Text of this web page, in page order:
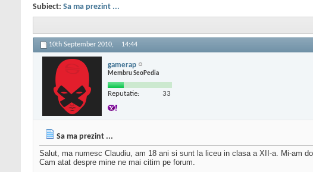
Subiect: Sa ma prezint ...
10th September 2010, 14:44
gamerap
Membru SeoPedia
Reputatie: 33
Sa ma prezint ...
Salut, ma numesc Claudiu, am 18 ani si sunt la liceu in clasa a XII-a. Mi-am
Cam atat despre mine ne mai citim pe forum.